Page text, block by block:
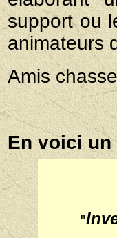
support ou
animateurs
Amis
En voici
"